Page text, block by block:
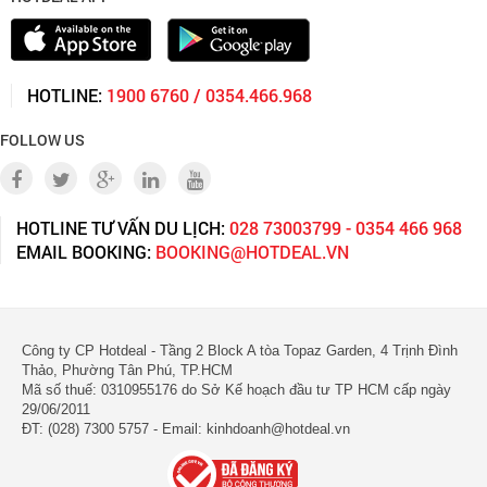
HOTLINE: 1900 6760 / 0354.466.968
FOLLOW US
HOTLINE TƯ VẤN DU LỊCH:028 73003799 - 0354 466 968
EMAIL BOOKING: BOOKING@HOTDEAL.VN
Công ty CP Hotdeal - Tầng 2 Block A tòa Topaz Garden, 4 Trịnh Đình
Thảo, Phường Tân Phú, TP.HCM
Mã số thuế: 0310955176 do Sở Kế hoạch đầu tư TP HCM cấp ngày
29/06/2011
ĐT: (028) 7300 5757 - Email: kinhdoanh@hotdeal.vn